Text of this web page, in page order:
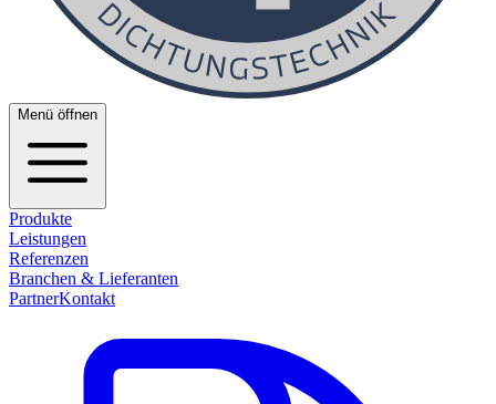
Menü öffnen
Produkte
Leistungen
Referenzen
Branchen & Lieferanten
PartnerKontakt